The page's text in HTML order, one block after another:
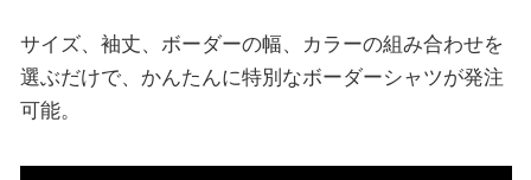
サイズ、袖丈、ボーダーの幅、カラーの組み合わせを
選ぶだけで、かんたんに特別なボーダーシャツが発注
可能。